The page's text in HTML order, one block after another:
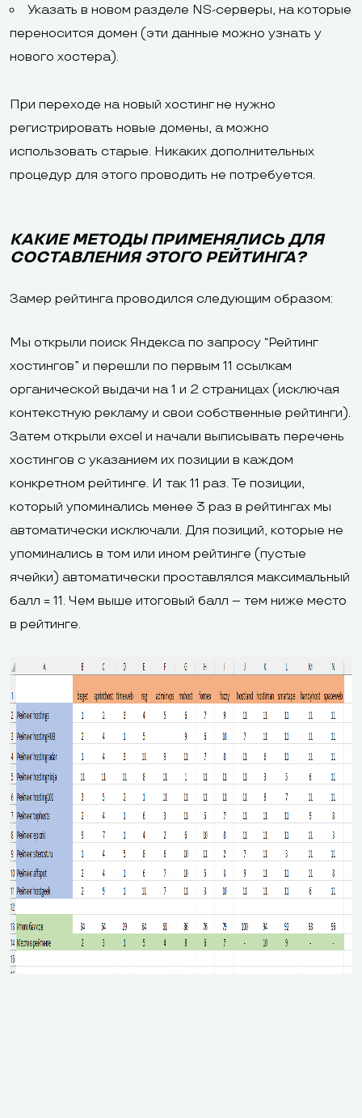
Указать в новом разделе NS-серверы, на которые
переносится домен (эти данные можно узнать у
нового хостера).
При переходе на новый хостинг не нужно
регистрировать новые домены, а можно
использовать старые. Никаких дополнительных
процедур для этого проводить не потребуется.
КАКИЕ МЕТОДЫ ПРИМЕНЯЛИСЬ ДЛЯ
СОСТАВЛЕНИЯ ЭТОГО РЕЙТИНГА?
Замер рейтинга проводился следующим образом:
Мы открыли поиск Яндекса по запросу “Рейтинг
хостингов” и перешли по первым 11 ссылкам
органической выдачи на 1 и 2 страницах (исключая
контекстную рекламу и свои собственные рейтинги).
Затем открыли excel и начали выписывать перечень
хостингов с указанием их позиции в каждом
конкретном рейтинге. И так 11 раз. Те позиции,
который упоминались менее 3 раз в рейтингах мы
автоматически исключали. Для позиций, которые не
упоминались в том или ином рейтинге (пустые
ячейки) автоматически проставлялся максимальный
балл = 11. Чем выше итоговый балл – тем ниже место
в рейтинге.